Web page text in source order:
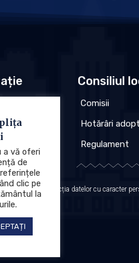
Consiliul
Comisii
Hotărâri
Regulament
Protecția datelor cu caracter
a vă oferi
de
clic pe
la